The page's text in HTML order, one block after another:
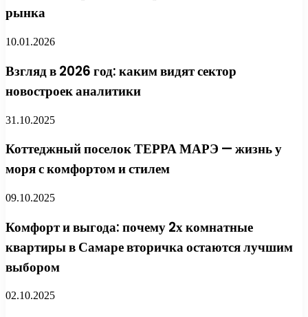
рынка
10.01.2026
Взгляд в 2026 год: каким видят сектор
новостроек аналитики
31.10.2025
Коттеджный поселок ТЕРРА МАРЭ — жизнь у
моря с комфортом и стилем
09.10.2025
Комфорт и выгода: почему 2х комнатные
квартиры в Самаре вторичка остаются лучшим
выбором
02.10.2025